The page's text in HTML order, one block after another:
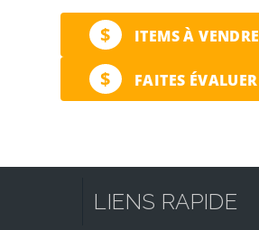
$ ITEMS À VENDRE
$ FAITES ÉVALUER
LIENS RAPIDE